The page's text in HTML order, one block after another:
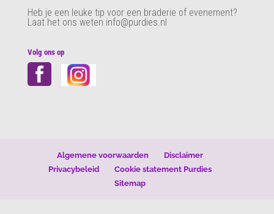
Heb je een leuke tip voor een braderie of evenement?
Laat het ons weten info@purdies.nl
Volg ons op
Algemene voorwaarden
Disclaimer
Privacybeleid
Cookie statement Purdies
Sitemap